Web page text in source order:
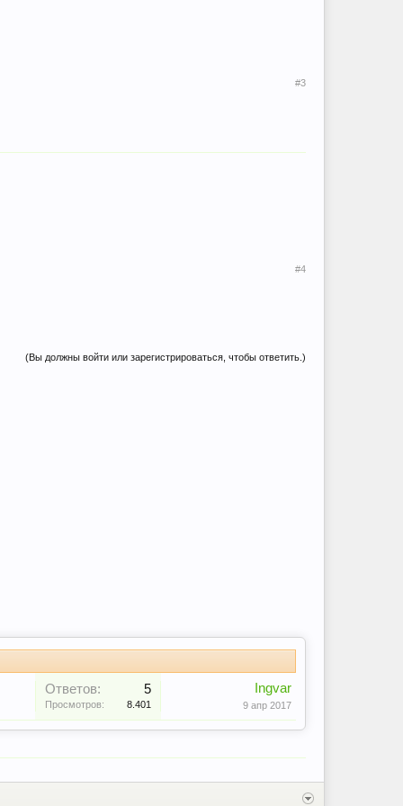
#3
#4
(Вы должны войти или зарегистрироваться, чтобы ответить.)
Ответов: 5
Просмотров: 8.401
Ingvar
9 апр 2017